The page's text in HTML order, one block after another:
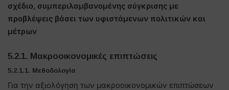
σχέδιο, συμπεριλαμβανομένης σύγκρισης με
προβλέψεις βάσει των υφιστάμενων πολιτικών και
μέτρων
5.2.1. Μακροοικονομικές επιπτώσεις
5.2.1.1. Μεθοδολογία
Για την αξιολόγηση των μακροοικονομικών επιπτώσεων